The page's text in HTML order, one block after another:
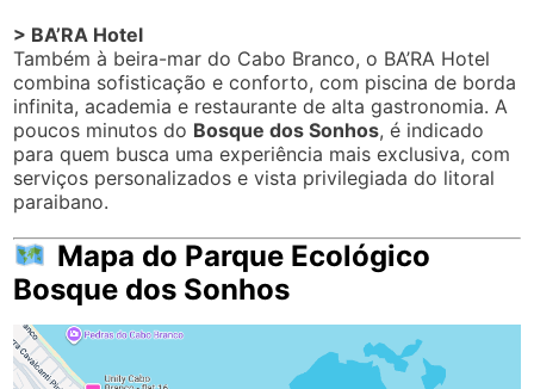
> BA’RA Hotel
Também à beira-mar do Cabo Branco, o BA’RA Hotel
combina sofisticação e conforto, com piscina de borda
infinita, academia e restaurante de alta gastronomia. A
poucos minutos do Bosque dos Sonhos, é indicado
para quem busca uma experiência mais exclusiva, com
serviços personalizados e vista privilegiada do litoral
paraibano.
Mapa do Parque Ecológico
Bosque dos Sonhos